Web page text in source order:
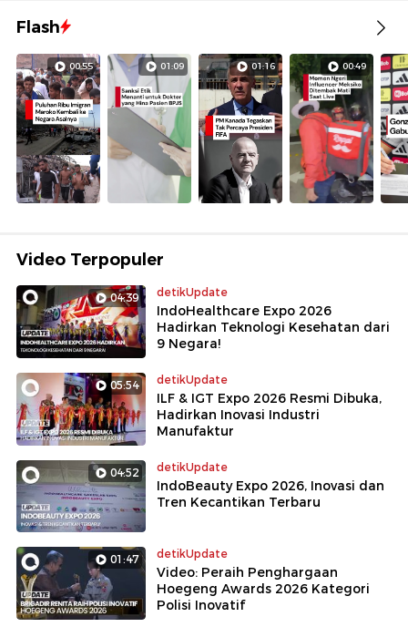
Flash
00:55 01:09 01:16 00:49
Video Terpopuler
04:39 detikUpdate
IndoHealthcare Expo 2026
Hadirkan Teknologi Kesehatan dari
9 Negara!
05:54 detikUpdate
ILF & IGT Expo 2026 Resmi Dibuka,
Hadirkan Inovasi Industri
Manufaktur
04:52 detikUpdate
IndoBeauty Expo 2026, Inovasi dan
Tren Kecantikan Terbaru
01:47 detikUpdate
Video: Peraih Penghargaan
Hoegeng Awards 2026 Kategori
Polisi Inovatif